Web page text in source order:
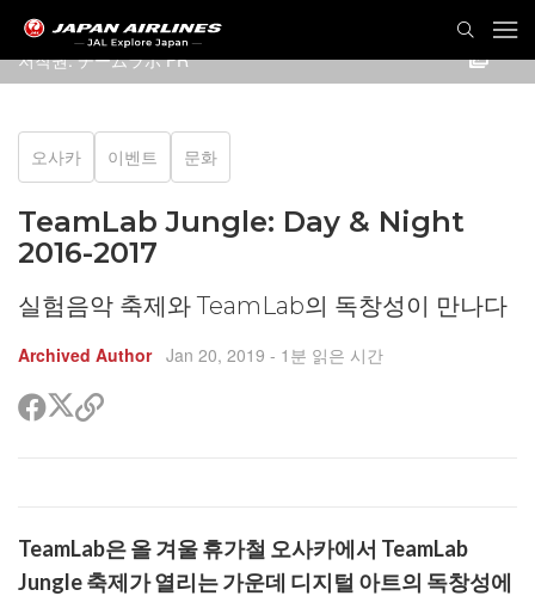
저작권: チームラボ PR
오사카 이벤트 문화
TeamLab Jungle: Day & Night
2016-2017
실험음악 축제와 TeamLab의 독창성이 만나다
Archived Author Jan 20, 2019 - 1분 읽은 시간
페
트
위
공
사
TeamLab은 올 겨울 휴가철 오사카에서 TeamLab
Jungle 축제가 열리는 가운데 디지털 아트의 독창성에